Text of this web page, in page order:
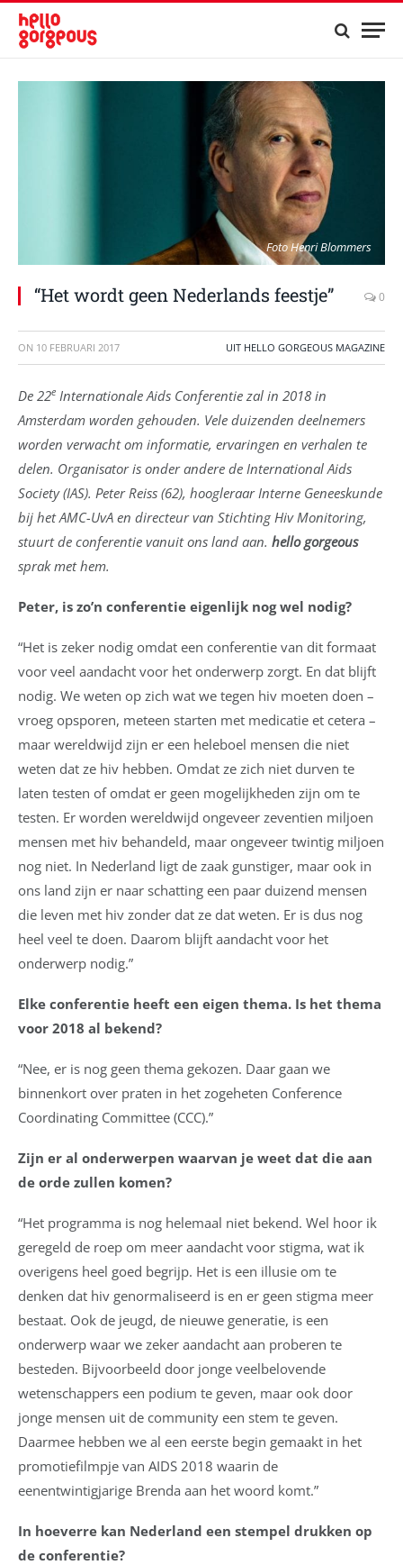
Foto Henri Blommers
“Het wordt geen Nederlands feestje” 0
ON 10 FEBRUARI 2017 UIT HELLO GORGEOUS MAGAZINE
De 22e Internationale Aids Conferentie zal in 2018 in
Amsterdam worden gehouden. Vele duizenden deelnemers
worden verwacht om informatie, ervaringen en verhalen te
delen. Organisator is onder andere de International Aids
Society (IAS). Peter Reiss (62), hoogleraar Interne Geneeskunde
bij het AMC-UvA en directeur van Stichting Hiv Monitoring,
stuurt de conferentie vanuit ons land aan. hello gorgeous
sprak met hem.
Peter, is zo’n conferentie eigenlijk nog wel nodig?
“Het is zeker nodig omdat een conferentie van dit formaat
voor veel aandacht voor het onderwerp zorgt. En dat blijft
nodig. We weten op zich wat we tegen hiv moeten doen –
vroeg opsporen, meteen starten met medicatie et cetera –
maar wereldwijd zijn er een heleboel mensen die niet
weten dat ze hiv hebben. Omdat ze zich niet durven te
laten testen of omdat er geen mogelijkheden zijn om te
testen. Er worden wereldwijd ongeveer zeventien miljoen
mensen met hiv behandeld, maar ongeveer twintig miljoen
nog niet. In Nederland ligt de zaak gunstiger, maar ook in
ons land zijn er naar schatting een paar duizend mensen
die leven met hiv zonder dat ze dat weten. Er is dus nog
heel veel te doen. Daarom blijft aandacht voor het
onderwerp nodig.”
Elke conferentie heeft een eigen thema. Is het thema
voor 2018 al bekend?
“Nee, er is nog geen thema gekozen. Daar gaan we
binnenkort over praten in het zogeheten Conference
Coordinating Committee (CCC).”
Zijn er al onderwerpen waarvan je weet dat die aan
de orde zullen komen?
“Het programma is nog helemaal niet bekend. Wel hoor ik
geregeld de roep om meer aandacht voor stigma, wat ik
overigens heel goed begrijp. Het is een illusie om te
denken dat hiv genormaliseerd is en er geen stigma meer
bestaat. Ook de jeugd, de nieuwe generatie, is een
onderwerp waar we zeker aandacht aan proberen te
besteden. Bijvoorbeeld door jonge veelbelovende
wetenschappers een podium te geven, maar ook door
jonge mensen uit de community een stem te geven.
Daarmee hebben we al een eerste begin gemaakt in het
promotiefilmpje van AIDS 2018 waarin de
eenentwintigjarige Brenda aan het woord komt.”
In hoeverre kan Nederland een stempel drukken op
de conferentie?